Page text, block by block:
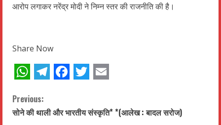
आरोप लगाकर नरेंद्र मोदी ने निम्न स्तर की राजनीति की है।
Share Now
C
Previous:
सोने की थाली और भारतीय संस्कृति* *(आलेख : बादल सरोज)